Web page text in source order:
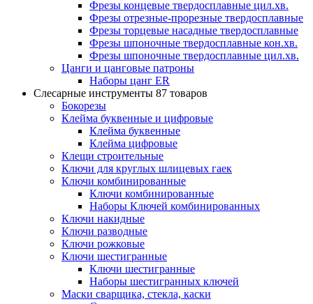
Фрезы концевые твердосплавные цил.хв.
Фрезы отрезные-прорезные твердосплавные
Фрезы торцевые насадные твердосплавные
Фрезы шпоночные твердосплавные кон.хв.
Фрезы шпоночные твердосплавные цил.хв.
Цанги и цанговые патроны
Наборы цанг ER
Слесарные инструменты 87 товаров
Бокорезы
Клейма буквенные и цифровые
Клейма буквенные
Клейма цифровые
Клещи строительные
Ключи для круглых шлицевых гаек
Ключи комбинированные
Ключи комбинированные
Наборы Ключей комбинированных
Ключи накидные
Ключи разводные
Ключи рожковые
Ключи шестигранные
Ключи шестигранные
Наборы шестигранных ключей
Маски сварщика, стекла, каски